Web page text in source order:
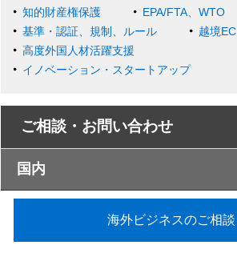
知的財産権保護
EPA/FTA、WTO
基準・認証、規制、ルール
越境EC
高度外国人材活躍支援
イノベーション・スタートアップ
ご相談・お問い合わせ
国内
海外ビジネスのご相談